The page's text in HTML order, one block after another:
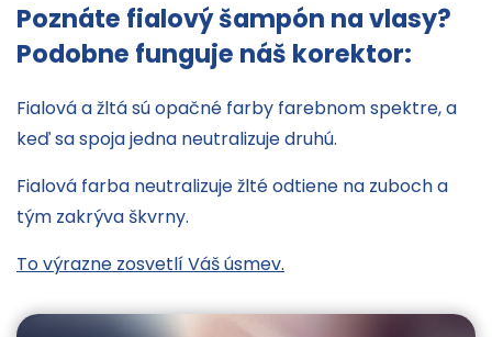
Poznáte fialový šampón na vlasy?
Podobne funguje náš korektor:
Fialová a žltá sú opačné farby farebnom spektre, a
keď sa spoja jedna neutralizuje druhú.
Fialová farba neutralizuje žlté odtiene na zuboch a
tým zakrýva škvrny.
To výrazne zosvetlí Váš úsmev.